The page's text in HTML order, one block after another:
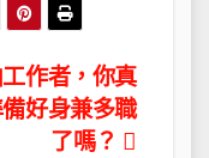
工作者，你真
備好身兼多職
了嗎？